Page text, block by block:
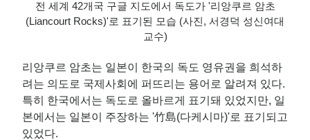
전 세계 42개국 구글 지도에서 독도가 '리앙쿠르 암초
(Liancourt Rocks)'로 표기된 모습 (사진, 서경덕 성신여대
교수)
리앙쿠르 암초는 일본이 한국의 독도 영유권을 희석하
려는 의도로 국제사회에 퍼뜨리는 용어로 알려져 있다.
특히 한국에서는 독도로 올바르게 표기돼 있었지만, 일
본에서는 일본이 주장하는 '竹島(다케시마)'로 표기되고
있었다.